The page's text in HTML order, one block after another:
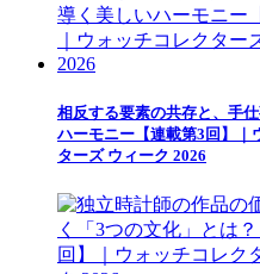
相反する要素の共存と、手
ハーモニー【連載第3回】｜
ターズ ウィーク 2026